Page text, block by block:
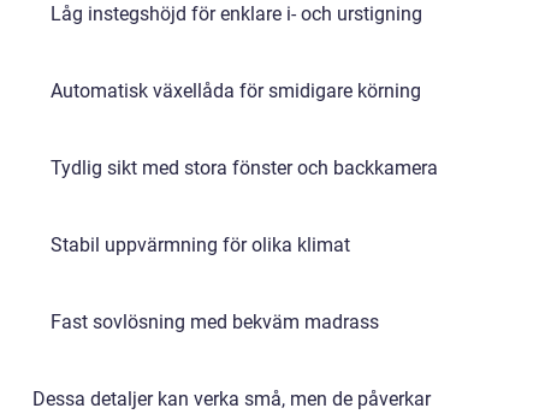
Låg instegshöjd för enklare i- och urstigning
Automatisk växellåda för smidigare körning
Tydlig sikt med stora fönster och backkamera
Stabil uppvärmning för olika klimat
Fast sovlösning med bekväm madrass
Dessa detaljer kan verka små, men de påverkar